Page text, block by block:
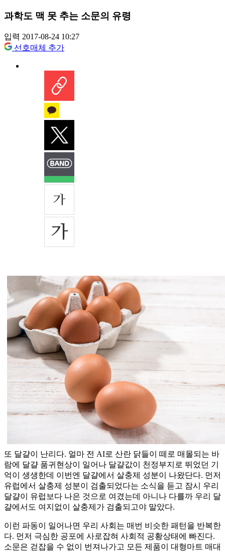
과학도 맥 못 추는 소문의 유령
입력 2017-08-24 10:27
선호매체 추가
또 달걀이 난리다. 얼마 전 AI로 산란 닭들이 떼로 매몰되는 바
람에 달걀 품귀현상이 일어나 달걀값이 천정부지로 뛰었던 기
억이 생생한데 이번엔 달걀에서 살충제 성분이 나왔단다. 먼저
유럽에서 살충제 성분이 검출되었다는 소식을 듣고 잠시 우리
달걀이 유럽보다 나은 것으로 여겼는데 아니나 다를까 우리 달
걀에서도 여지없이 살충제가 검출되고야 말았다.
이런 파동이 일어나면 우리 사회는 매번 비슷한 패턴을 반복한
다. 먼저 극심한 공포에 사로잡혀 사회적 공황상태에 빠진다.
소문은 걷잡을 수 없이 번져나가고 모든 제품이 대형마트 매대